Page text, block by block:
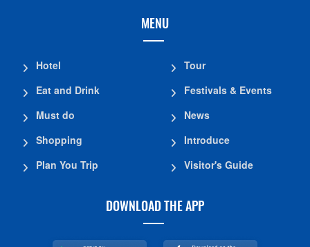
MENU
Hotel
Eat and Drink
Must do
Shopping
Plan You Trip
Tour
Festivals & Events
News
Introduce
Visitor's Guide
DOWNLOAD THE APP